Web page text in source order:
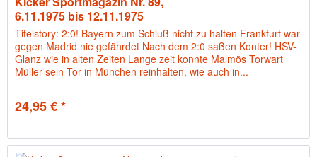
6.11.1975 bis 12.11.1975
Titelstory: 2:0! Bayern zum Schluß nicht zu halten Frankfurt war
gegen Madrid nie gefährdet Nach dem 2:0 saßen Konter! HSV-
Glanz wie in alten Zeiten Lange zeit konnte Malmös Torwart
Müller sein Tor in München reinhalten, wie auch in...
24,95 € *